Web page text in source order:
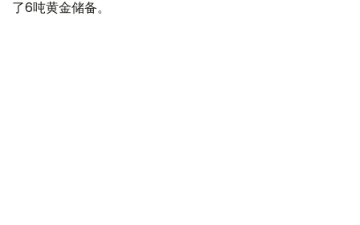
了6吨黄金储备。